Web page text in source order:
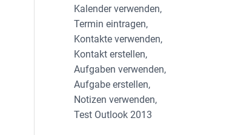
Kalender verwenden,
Termin eintragen,
Kontakte verwenden,
Kontakt erstellen,
Aufgaben verwenden,
Aufgabe erstellen,
Notizen verwenden,
Test Outlook 2013